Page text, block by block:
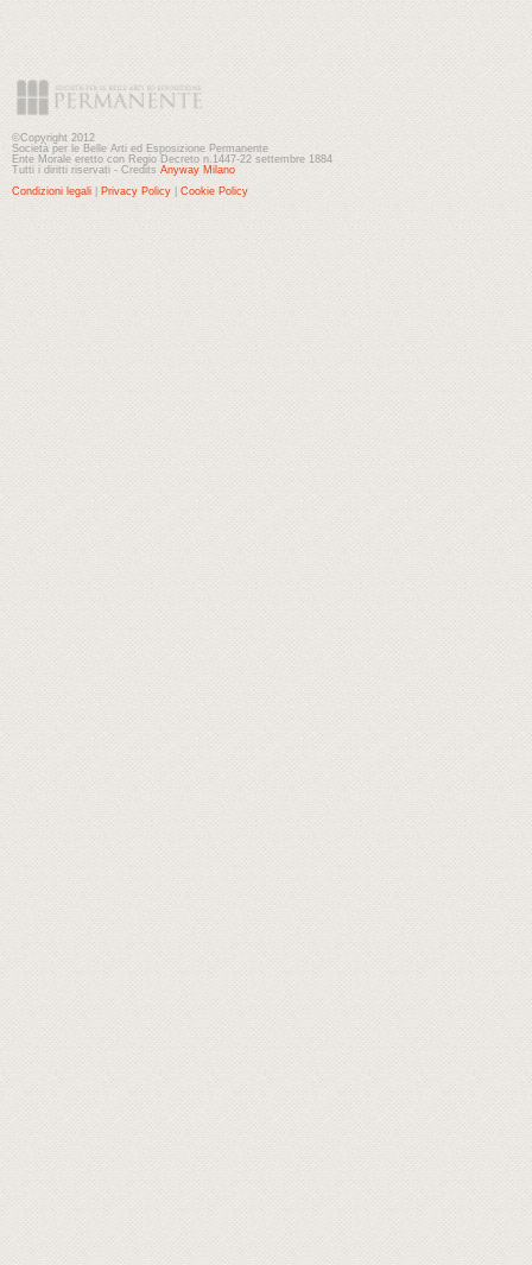
©Copyright 2012
Società per le Belle Arti ed Esposizione Permanente
Ente Morale eretto con Regio Decreto n.1447-22 settembre 1884
Tutti i diritti riservati - Credits Anyway Milano
Condizioni legali
Privacy Policy Cookie Policy